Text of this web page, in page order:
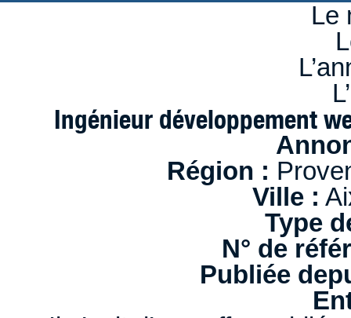
Le
Ingénieur développement
Région :
Ville :
Type
N° de
Publiée